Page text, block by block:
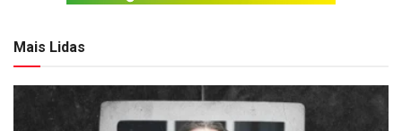
Mais Lidas